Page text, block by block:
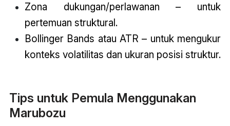
Zona dukungan/perlawanan – untuk
pertemuan struktural.
Bollinger Bands atau ATR – untuk mengukur
konteks volatilitas dan ukuran posisi struktur.
Tips untuk Pemula Menggunakan
Marubozu